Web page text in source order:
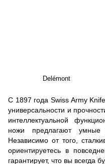
С 1897 года Swiss Army
универсальности и
интеллектуальной
ножи предлагают
Независимо от того,
ориентируетесь в
гарантирует, что вы всегда
Delémont